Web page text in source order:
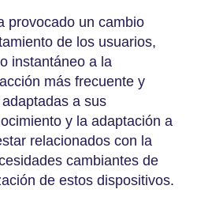
provocado un cambio
de los usuarios,
instantáneo a la
más frecuente y
a sus
y la adaptación a
relacionados con la
cambiantes de
de estos dispositivos.